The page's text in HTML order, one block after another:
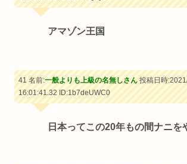
アマゾン王国
41 名前:一般よりも上級の名無しさん投稿日時
16:01:41.32ID:1b7deUWC0
日本ってこの20年もの間ナニを